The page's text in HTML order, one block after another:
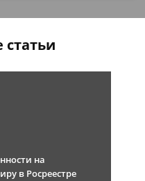
статьи
на
в Росреестре